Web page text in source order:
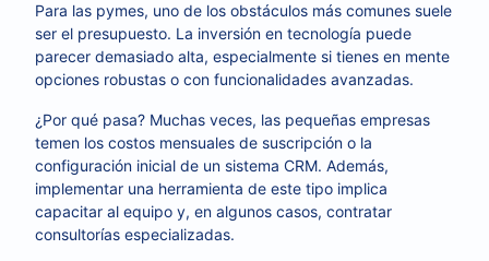
Para las pymes, uno de los obstáculos más comunes suele
ser el presupuesto. La inversión en tecnología puede
parecer demasiado alta, especialmente si tienes en mente
opciones robustas o con funcionalidades avanzadas.
¿Por qué pasa? Muchas veces, las pequeñas empresas
temen los costos mensuales de suscripción o la
configuración inicial de un sistema CRM. Además,
implementar una herramienta de este tipo implica
capacitar al equipo y, en algunos casos, contratar
consultorías especializadas.